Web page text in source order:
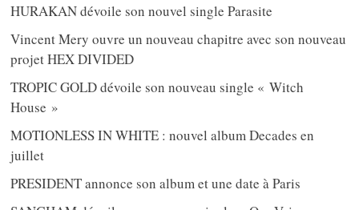
HURAKAN dévoile son nouvel single Parasite
Vincent Mery ouvre un nouveau chapitre avec son nouveau
projet HEX DIVIDED
TROPIC GOLD dévoile son nouveau single « Witch
House »
MOTIONLESS IN WHITE : nouvel album Decades en
juillet
PRESIDENT annonce son album et une date à Paris